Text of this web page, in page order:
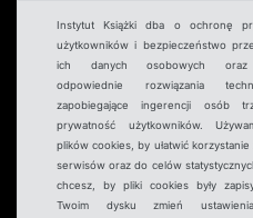
Instytut Książki dba o ochronę
użytkowników i bezpieczeństwo
ich danych osobowych oraz
odpowiednie rozwiązania
zapobiegające ingerencji osób
prywatność użytkowników.
plików cookies, by ułatwić korzystanie
serwisów oraz do celów
chcesz, by pliki cookies były
Twoim dysku zmień